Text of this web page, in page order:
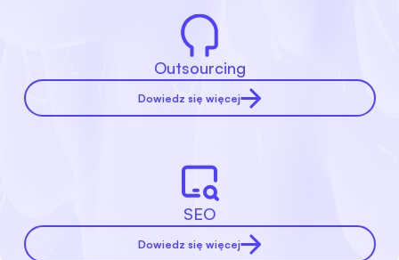
Outsourcing
Dowiedz się więcej
SEO
Dowiedz się więcej